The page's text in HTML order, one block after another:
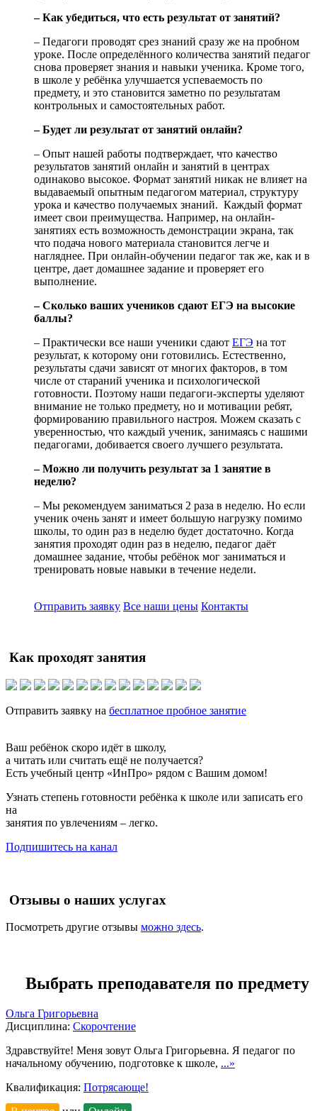
– Как убедиться, что есть результат от занятий?
– Педагоги проводят срез знаний сразу же на пробном
уроке. После определённого количества занятий педагог
снова проверяет знания и навыки ученика. Кроме того,
в школе у ребёнка улучшается успеваемость по
предмету, и это становится заметно по результатам
контрольных и самостоятельных работ.
– Будет ли результат от занятий онлайн?
– Опыт нашей работы подтверждает, что качество
результатов занятий онлайн и занятий в центрах
одинаково высокое. Формат занятий никак не влияет на
выдаваемый опытным педагогом материал, структуру
урока и качество получаемых знаний. Каждый формат
имеет свои преимущества. Например, на онлайн-
занятиях есть возможность демонстрации экрана, так
что подача нового материала становится легче и
нагляднее. При онлайн-обучении педагог так же, как и в
центре, дает домашнее задание и проверяет его
выполнение.
– Сколько ваших учеников сдают ЕГЭ на высокие
баллы?
– Практически все наши ученики сдают ЕГЭ на тот
результат, к которому они готовились. Естественно,
результаты сдачи зависят от многих факторов, в том
числе от стараний ученика и психологической
готовности. Поэтому наши педагоги-эксперты уделяют
внимание не только предмету, но и мотивации ребят,
формированию правильного настроя. Можем сказать с
уверенностью, что каждый ученик, занимаясь с нашими
педагогами, добивается своего лучшего результата.
– Можно ли получить результат за 1 занятие в
неделю?
– Мы рекомендуем заниматься 2 раза в неделю. Но если
ученик очень занят и имеет большую нагрузку помимо
школы, то один раз в неделю будет достаточно. Когда
занятия проходят один раз в неделю, педагог даёт
домашнее задание, чтобы ребёнок мог заниматься и
тренировать новые навыки в течение недели.
Отправить заявку Все наши цены Контакты
Как проходят занятия
Отправить заявку на бесплатное пробное занятие
Ваш ребёнок скоро идёт в школу,
а читать или считать ещё не получается?
Есть учебный центр «ИнПро» рядом с Вашим домом!
Узнать степень готовности ребёнка к школе или записать его
на
занятия по увлечениям – легко.
Подпишитесь на канал
Отзывы о наших услугах
Посмотреть другие отзывы можно здесь.
Выбрать преподавателя по предмету
Ольга Григорьевна
Дисциплина: Скорочтение
Здравствуйте! Меня зовут Ольга Григорьевна. Я педагог по
начальному обучению, подготовке к школе, ...»
Квалификация: Потрясающе!